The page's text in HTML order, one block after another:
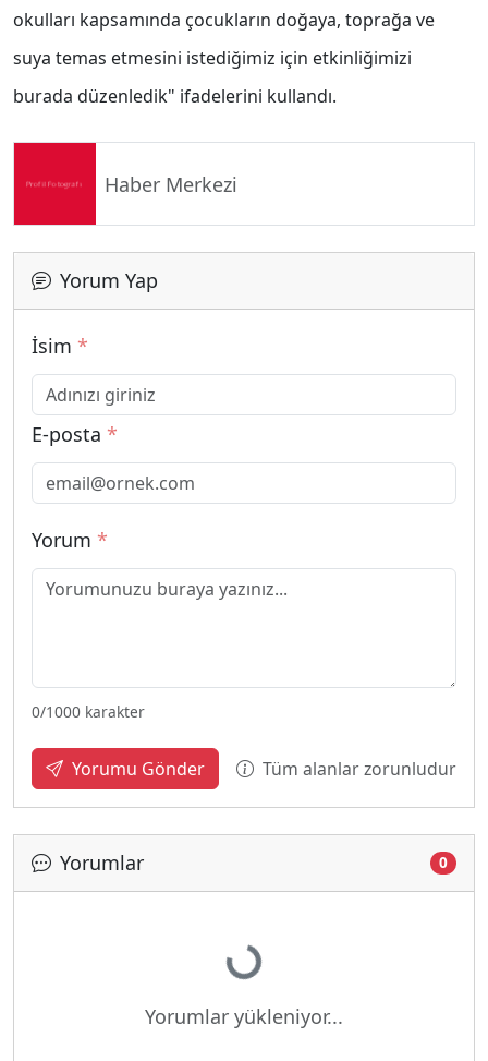
okulları kapsamında çocukların doğaya, toprağa ve
suya temas etmesini istediğimiz için etkinliğimizi
burada düzenledik" ifadelerini kullandı.
Haber Merkezi
Yorum Yap
İsim *
E-posta *
Yorum *
0/1000 karakter
Yorumu Gönder Tüm alanlar zorunludur
Yorumlar 0
Yükleniyor...
Yorumlar yükleniyor...